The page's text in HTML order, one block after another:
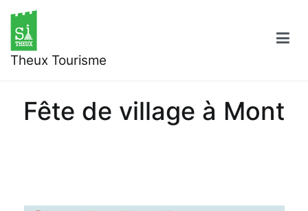
contenu
Theux Tourisme
Fête de village à Mont